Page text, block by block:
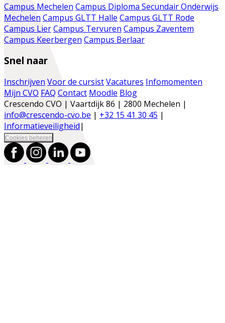
Campus Mechelen Campus Diploma Secundair Onderwijs
Mechelen Campus GLTT Halle Campus GLTT Rode
Campus LierCampus Tervuren Campus Zaventem
Campus Keerbergen Campus Berlaar
Snel naar
Inschrijven Voor de cursistVacatures Infomomenten
Mijn CVO FAQ Contact Moodle Blog
Crescendo CVO | Vaartdijk 86 | 2800 Mechelen |
info@crescendo-cvo.be | +32 15 41 30 45 |
Informatieveiligheid|
Cookies beheren